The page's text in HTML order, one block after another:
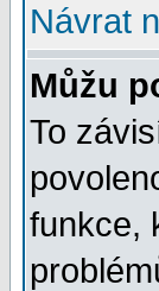
Návrat
Můžu
To
funkce,